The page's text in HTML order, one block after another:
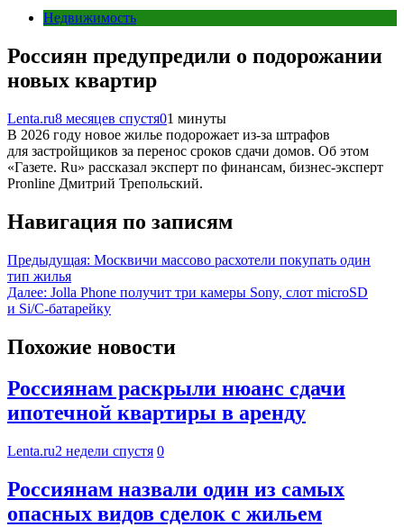
Недвижимость
Россиян предупредили о подорожании
новых квартир
Lenta.ru8 месяцев спустя01 минуты
В 2026 году новое жилье подорожает из-за штрафов
для застройщиков за перенос сроков сдачи домов. Об этом
«Газете. Ru» рассказал эксперт по финансам, бизнес-эксперт
Pronline Дмитрий Трепольский.
Навигация по записям
Предыдущая: Москвичи массово расхотели покупать один
тип жилья
Далее: Jolla Phone получит три камеры Sony, слот microSD
и Si/C-батарейку
Похожие новости
Россиянам раскрыли нюанс сдачи
ипотечной квартиры в аренду
Lenta.ru2 недели спустя 0
Россиянам назвали один из самых
опасных видов сделок с жильем